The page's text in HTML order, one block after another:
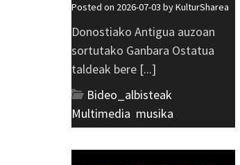
Posted on 2026-07-03 byKulturSharea
Donostiako Antigua auzoan
sortutako Ganbara Ostatua
taldeak bere [...]
Bideo_albisteak
Multimedia musika